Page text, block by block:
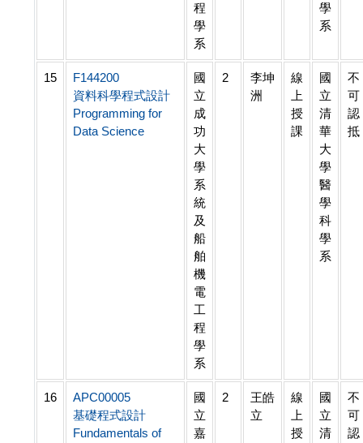
程
學
系
學
系
15
F144200
資料科學程式設計
Programming for
Data Science
國
立
成
功
大
學
系
統
及
船
舶
機
電
工
程
學
系
2
李坤
洲
線
上
授
課
國
立
清
華
大
學
醫
學
科
學
系
不
可
認
抵
16
APC00005
基礎程式設計
Fundamentals of
國
立
嘉
2
王皓
立
線
上
授
國
立
清
不
可
認